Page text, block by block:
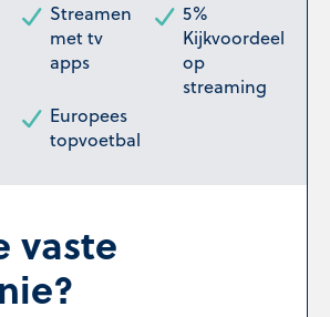
Streamen
met tv
apps
5%
Kijkvoordeel
op
streaming
Europees
topvoetbal
vaste